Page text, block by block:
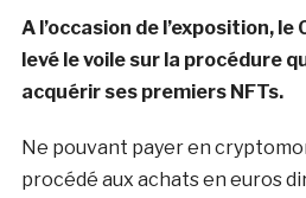
A l’occasion de l’exposition,
levé le voile sur la procédure
acquérir ses premiers NFTs.
Ne pouvant payer en
procédé aux achats en euros